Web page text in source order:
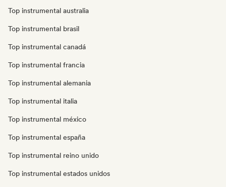
Top instrumental australia
Top instrumental brasil
Top instrumental canadá
Top instrumental francia
Top instrumental alemania
Top instrumental italia
Top instrumental méxico
Top instrumental españa
Top instrumental reino unido
Top instrumental estados unidos